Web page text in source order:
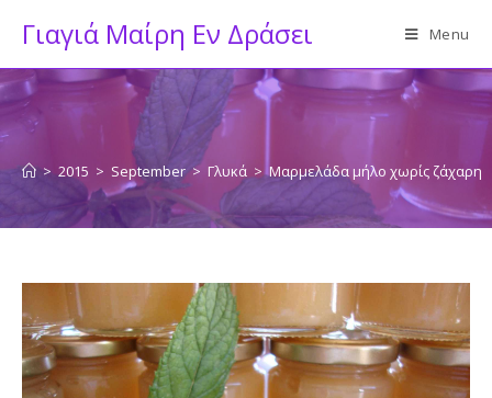
content
Γιαγιά Μαίρη Εν Δράσει Menu
> 2015 > September > Γλυκά > Μαρμελάδα μήλο χωρίς ζάχαρη